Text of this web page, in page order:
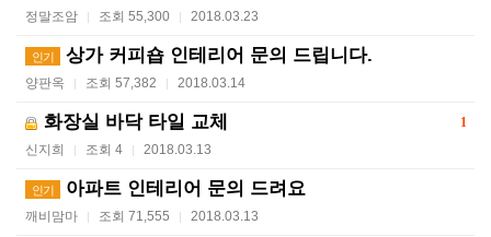
정말조암 | 조회 55,300 | 2018.03.23
인기 상가 커피숍 인테리어 문의 드립니다.
양판옥 | 조회 57,382 | 2018.03.14
1
화장실 바닥 타일 교체
신지희 | 조회 4 | 2018.03.13
인기 아파트 인테리어 문의 드려요
깨비맘마 | 조회 71,555 | 2018.03.13